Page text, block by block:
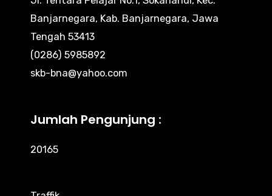
Banjarnegara, Kab. Banjarnegara, Jawa
Tengah 53413
(0286) 5985892
skb-bna@yahoo.com
Jumlah Pengunjung :
20165